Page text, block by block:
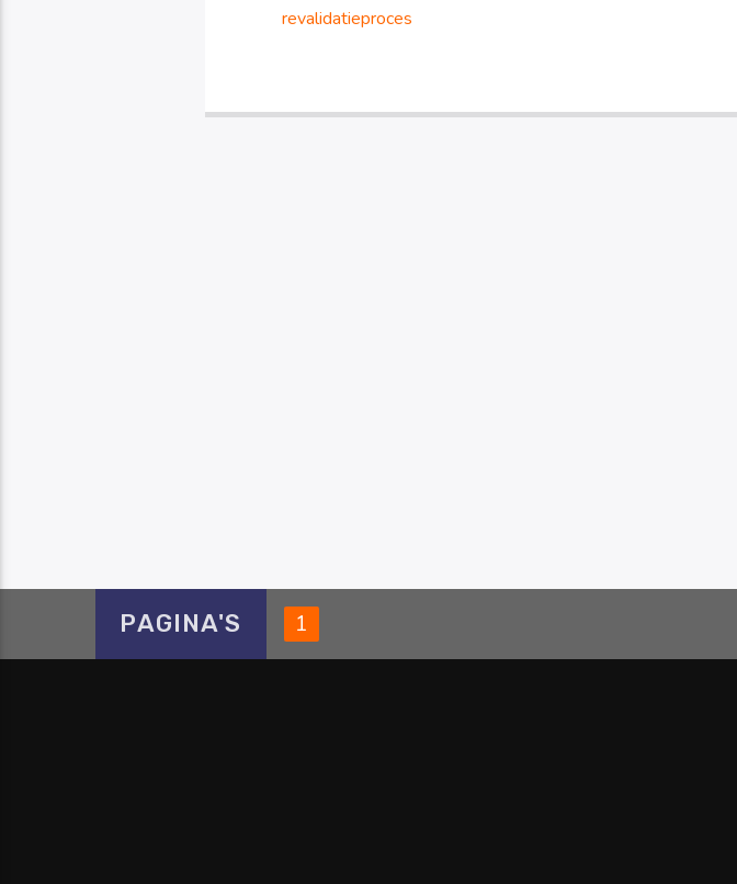
revalidatieproces
PAGINA'S 1